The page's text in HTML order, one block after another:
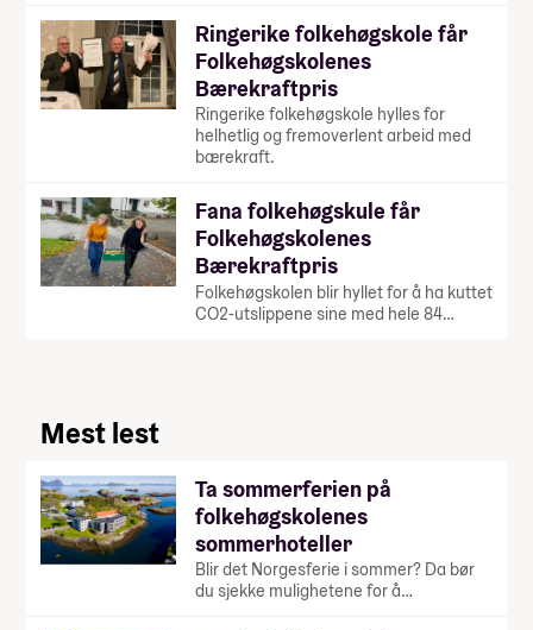
Ringerike folkehøgskole får
Folkehøgskolenes
Bærekraftpris
Ringerike folkehøgskole hylles for
helhetlig og fremoverlent arbeid med
bærekraft.
Fana folkehøgskule får
Folkehøgskolenes
Bærekraftpris
Folkehøgskolen blir hyllet for å ha kuttet
CO2-utslippene sine med hele 84…
Mest lest
Ta sommerferien på
folkehøgskolenes
sommerhoteller
Blir det Norgesferie i sommer? Da bør
du sjekke mulighetene for å…